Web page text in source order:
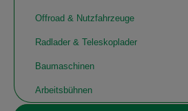
Offroad & Nutzfahrzeuge
Radlader & Teleskoplader
Baumaschinen
Arbeitsbühnen